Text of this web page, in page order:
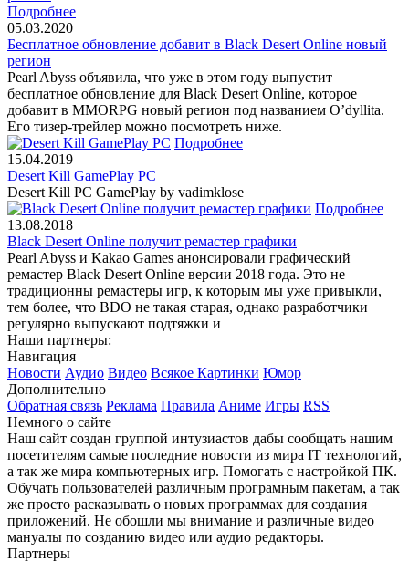
Подробнее
05.03.2020
Бесплатное обновление добавит в Black Desert Online новый
регион
Pearl Abyss объявила, что уже в этом году выпустит
бесплатное обновление для Black Desert Online, которое
добавит в MMORPG новый регион под названием O’dyllita.
Его тизер-трейлер можно посмотреть ниже.
Подробнее
15.04.2019
Desert Kill GamePlay PC
Desert Kill PC GamePlay by vadimklose
Подробнее
13.08.2018
Black Desert Online получит ремастер графики
Pearl Abyss и Kakao Games анонсировали графический
ремастер Black Desert Online версии 2018 года. Это не
традиционны ремастеры игр, к которым мы уже привыкли,
тем более, что BDO не такая старая, однако разработчики
регулярно выпускают подтяжки и
Наши партнеры:
Навигация
Новости Аудио Видео Всякое Картинки Юмор
Дополнительно
Обратная связь Реклама Правила Аниме Игры RSS
Немного о сайте
Наш сайт создан группой интузиастов дабы сообщать нашим
посетителям самые последние новости из мира IT технологий,
а так же мира компьютерных игр. Помогать с настройкой ПК.
Обучать пользователей различным програмным пакетам, а так
же просто расказывать о новых программах для создания
приложений. Не обошли мы внимание и различные видео
мануалы по созданию видео или аудио редакторы.
Партнеры